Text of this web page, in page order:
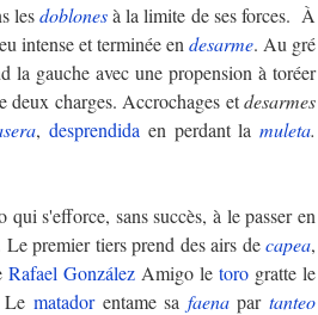
lesdoblonesà la limite de ses forces. À
intense et terminée en desarme. Au gré
la gauche avec une propension à toréer
deux charges. Accrochages etdesarmes
,desprendida en perdant lamuleta.
s'efforce, sans succès, à le passer en
premier tiers prend des airs decapea,
Rafael González Amigo letoro gratte le
Le matadorentame sa faenapar tanteo